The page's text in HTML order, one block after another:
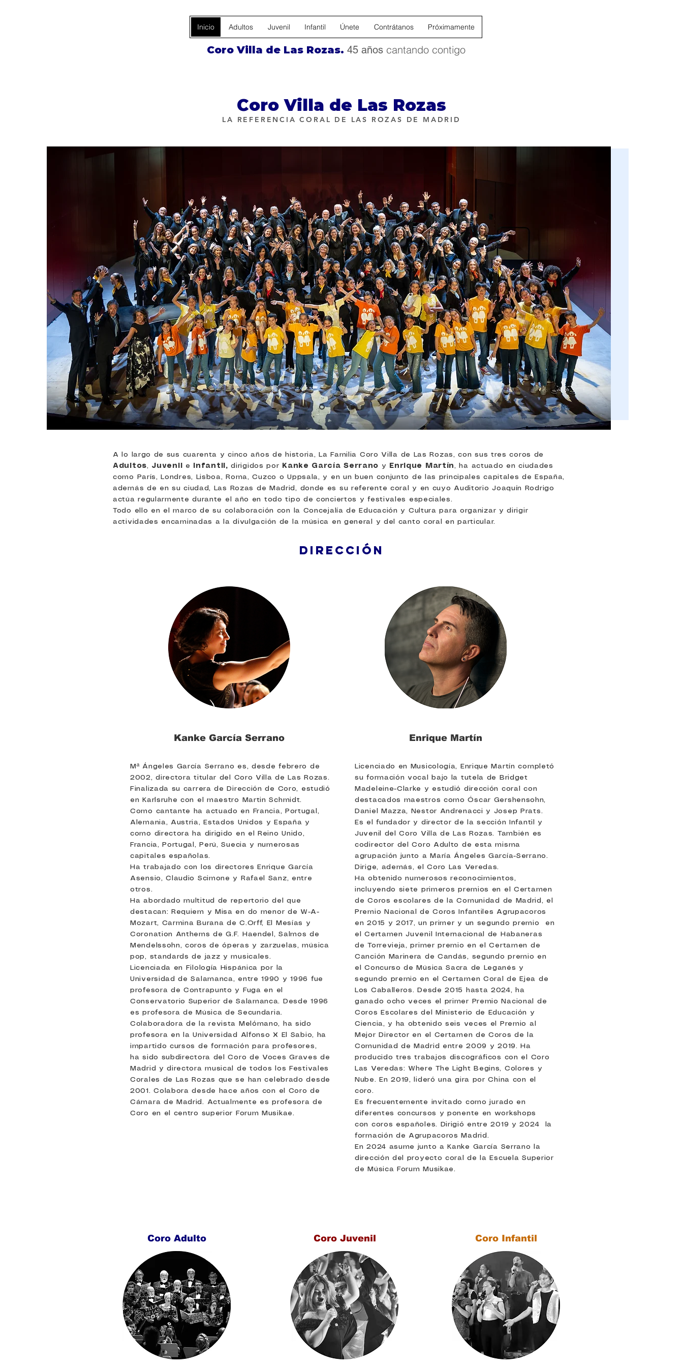
Inicio Adultos Juvenil Infantil Únete Contrátanos Próximamente
Coro Villa de Las Rozas. 45 añoscantando contigo
Coro Villa de Las Rozas
LA REFERENCIA CORAL DE LAS ROZAS DE MADRID
A lo largo de sus cuarenta y cinco años de historia, La Familia Coro Villa de Las Rozas, con sus tres coros de
Adultos, Juvenil e Infantil,dirigidos por Kanke García Serrano y Enrique Martín, ha actuado en ciudades
como París, Londres, Lisboa, Roma, Cuzco o Uppsala, y en un buen conjunto de las principales capitales de España,
además de en su ciudad, Las Rozas de Madrid, donde es su referente coral y en cuyo Auditorio Joaquín Rodrigo
actúa regularmente durante el año en todo tipo de conciertos y festivales especiales.
Todo ello en el marco de su colaboración con la Concejalía de Educación y Cultura para organizar y dirigir
actividades encaminadas a la divulgación de la música en general y del canto coral en particular.
DIRECCIÓN
Kanke García Serrano
Mª Ángeles García Serrano es, desde febrero de
2002, directora titular del Coro Villa de Las Rozas.
Finalizada su carrera de Dirección de Coro, estudió
en Karlsruhe con el maestro Martin Schmidt.
Como cantante ha actuado en Francia, Portugal,
Alemania, Austria, Estados Unidos y España y
como directora ha dirigido en el Reino Unido,
Francia, Portugal, Perú, Suecia y numerosas
capitales españolas.
Ha trabajado con los directores Enrique García
Asensio, Claudio Scimone y Rafael Sanz, entre
otros.
Ha abordado multitud de repertorio del que
destacan: Requiem y Misa en do menor de W-A-
Mozart, Carmina Burana de C.Orff, El Mesías y
Coronation Anthems de G.F. Haendel, Salmos de
Mendelssohn, coros de óperas y zarzuelas, música
pop, standards de jazz y musicales.
Licenciada en Filología Hispánica por la
Universidad de Salamanca, entre 1990 y 1996 fue
profesora de Contrapunto y Fuga en el
Conservatorio Superior de Salamanca. Desde 1996
es profesora de Música de Secundaria.
Colaboradora de la revista Melómano, ha sido
profesora en la Universidad Alfonso X El Sabio, ha
impartido cursos de formación para profesores,
ha sido subdirectora del Coro de Voces Graves de
Madrid y directora musical de todos los Festivales
Corales de Las Rozas que se han celebrado desde
2001. Colabora desde hace años con el Coro de
Cámara de Madrid. Actualmente es profesora de
Coro en el centro superior Forum Musikae.
Enrique Martín
Licenciado en Musicología, Enrique Martín completó
su formación vocal bajo la tutela de Bridget
Madeleine-Clarke y estudió dirección coral con
destacados maestros como Óscar Gershensohn,
Daniel Mazza, Nestor Andrenacci y Josep Prats.
Es el fundador y director de la sección Infantil y
Juvenil del Coro Villa de Las Rozas. También es
codirector del Coro Adulto de esta misma
agrupación junto a María Ángeles García-Serrano.
Dirige, además, el Coro Las Veredas.
Ha obtenido numerosos reconocimientos,
incluyendo siete primeros premios en el Certamen
de Coros escolares de la Comunidad de Madrid, el
Premio Nacional de Coros Infantiles Agrupacoros
en 2015 y 2017, un primer y un segundo premio en
el Certamen Juvenil Internacional de Habaneras
de Torrevieja, primer premio en el Certamen de
Canción Marinera de Candás, segundo premio en
el Concurso de Música Sacra de Leganés y
segundo premio en el Certamen Coral de Ejea de
Los Caballeros. Desde 2015 hasta 2024, ha
ganado ocho veces el primer Premio Nacional de
Coros Escolares del Ministerio de Educación y
Ciencia, y ha obtenido seis veces el Premio al
Mejor Director en el Certamen de Coros de la
Comunidad de Madrid entre 2009 y 2019. Ha
producido tres trabajos discográficos con el Coro
Las Veredas: Where The Light Begins, Colores y
Nube. En 2019, lideró una gira por China con el
coro.
Es frecuentemente invitado como jurado en
diferentes concursos y ponente en workshops
con coros españoles. Dirigió entre 2019 y 2024 la
formación de Agrupacoros Madrid.
En 2024 asume junto a Kanke García Serrano la
dirección del proyecto coral de la Escuela Superior
de Música Forum Musikae.
Coro Adulto Coro Juvenil Coro Infantil